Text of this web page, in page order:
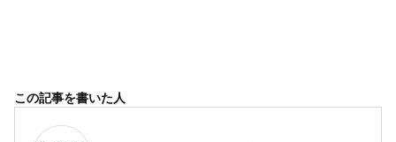
この記事を書いた人